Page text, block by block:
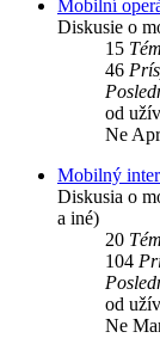
Mobilní
Diskusie o
15
46
od
Ne
Mobilný
Diskusia o
a iné)
20
104
od
Ne